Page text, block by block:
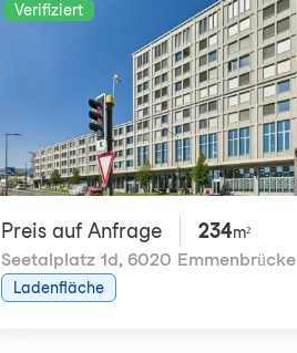
Verifiziert
Preis auf Anfrage 234m²
Seetalplatz 1d, 6020 Emmenbrücke
Ladenfläche